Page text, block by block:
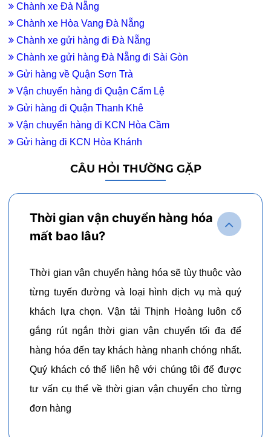
Chành xe Đà Nẵng
Chành xe Hòa Vang Đà Nẵng
Chành xe gửi hàng đi Đà Nẵng
Chành xe gửi hàng Đà Nẵng đi Sài Gòn
Gửi hàng về Quận Sơn Trà
Vận chuyển hàng đi Quận Cẩm Lệ
Gửi hàng đi Quận Thanh Khê
Vận chuyển hàng đi KCN Hòa Cầm
Gửi hàng đi KCN Hòa Khánh
CÂU HỎI THƯỜNG GẶP
Thời gian vận chuyển hàng hóa
mất bao lâu?
Thời gian vận chuyển hàng hóa sẽ tùy thuộc vào
từng tuyến đường và loại hình dịch vụ mà quý
khách lựa chọn. Vận tải Thịnh Hoàng luôn cố
gắng rút ngắn thời gian vận chuyển tối đa để
hàng hóa đến tay khách hàng nhanh chóng nhất.
Quý khách có thể liên hệ với chúng tôi để được
tư vấn cụ thể về thời gian vận chuyển cho từng
đơn hàng